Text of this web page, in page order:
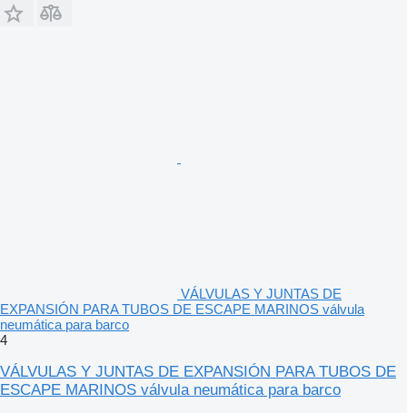
VÁLVULAS Y JUNTAS DE
EXPANSIÓN PARA TUBOS DE ESCAPE MARINOS válvula
neumática para barco
4
VÁLVULAS Y JUNTAS DE EXPANSIÓN PARA TUBOS DE
ESCAPE MARINOS válvula neumática para barco